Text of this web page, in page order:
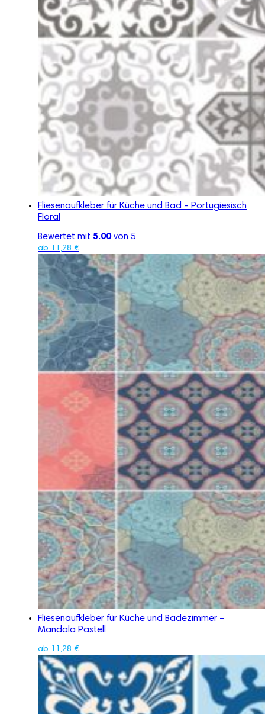
Fliesenaufkleber für Küche und Bad – Portugiesisch
Floral
Bewertet mit 5.00von 5
ab 11,28 €
Fliesenaufkleber für Küche und Badezimmer –
Mandala Pastell
ab 11,28 €